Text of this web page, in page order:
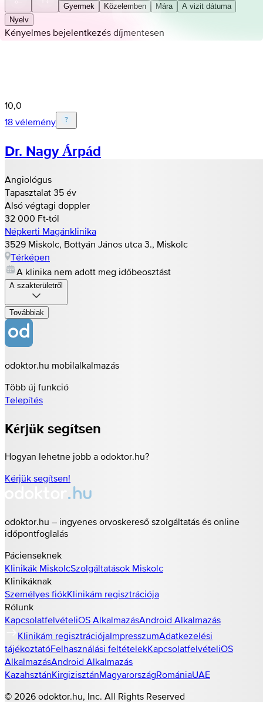
Gyermek Közelemben Mára
A vizit dátuma
Nyelv
Kényelmes bejelentkezés díjmentesen
10,0
18 vélemény
Dr. Nagy Árpád
Angiológus
Tapasztalat 35 év
Alsó végtagi doppler
32 000 Ft-tól
Népkerti Magánklinika
3529 Miskolc, Bottyán János utca 3., Miskolc
Térképen
A klinika nem adott meg időbeosztást
A szakterületről
Továbbiak
odoktor.hu mobilalkalmazás
Több új funkció
Telepítés
Kérjük segítsen
Hogyan lehetne jobb a odoktor.hu?
Kérjük segítsen!
odoktor.hu – ingyenes orvoskereső szolgáltatás és online
időpontfoglalás
Pácienseknek
Klinikák MiskolcSzolgáltatások Miskolc
Klinikáknak
Személyes fiókKlinikám regisztrációja
Rólunk
KapcsolatfelvételiOS AlkalmazásAndroid Alkalmazás
Klinikám regisztrációjaImpresszumAdatkezelési
tájékoztatóFelhasználási feltételekKapcsolatfelvételiOS
AlkalmazásAndroid Alkalmazás
KazahsztánKirgizisztánMagyarországRomániaUAE
© 2026 odoktor.hu , Inc. All Rights Reserved